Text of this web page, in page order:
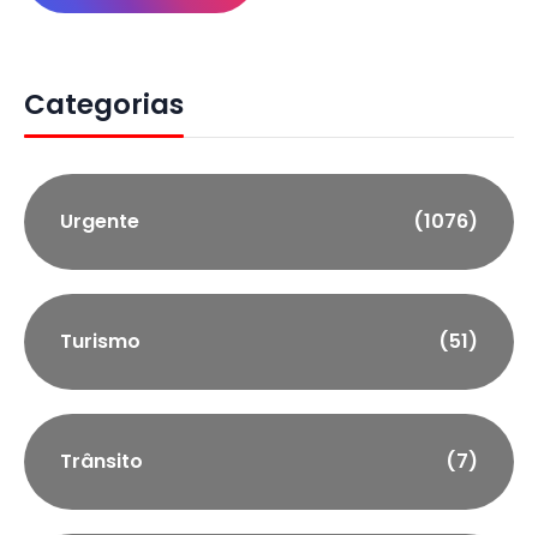
Categorias
Urgente (1076)
Turismo (51)
Trânsito (7)